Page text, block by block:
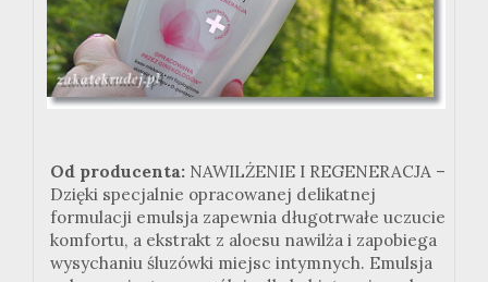
Od producenta: NAWILŻENIE I REGENERACJA –
Dzięki specjalnie opracowanej delikatnej
formulacji emulsja zapewnia długotrwałe uczucie
komfortu, a ekstrakt z aloesu nawilża i zapobiega
wysychaniu śluzówki miejsc intymnych. Emulsja